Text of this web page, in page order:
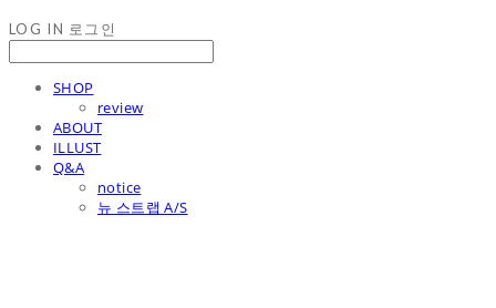
LOG IN 로그인
SHOP
review
ABOUT
ILLUST
Q&A
notice
뉴 스트랩 A/S